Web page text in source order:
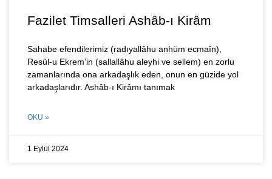
Fazilet Timsalleri Ashâb-ı Kirâm
Sahabe efendilerimiz (radıyallâhu anhüm ecmaîn),
Resûl-u Ekrem’in (sallallâhu aleyhi ve sellem) en zorlu
zamanlarında ona arkadaşlık eden, onun en güzide yol
arkadaşlarıdır. Ashâb-ı Kirâmı tanımak
OKU »
1 Eylül 2024